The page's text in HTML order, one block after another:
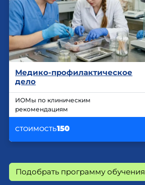
Медико-профилактическое
дело
ИОМы по клиническим
рекомендациям
СТОИМОСТЬ150
Подобрать программу обучения